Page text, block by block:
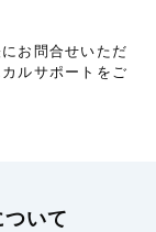
お問合せいただ
ルサポートをご
いて